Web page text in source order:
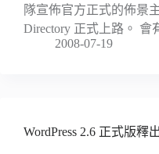
隊宣佈官方正式的佈景
Directory 正式上路。
2008-07-19
WordPress 2.6 正式版釋